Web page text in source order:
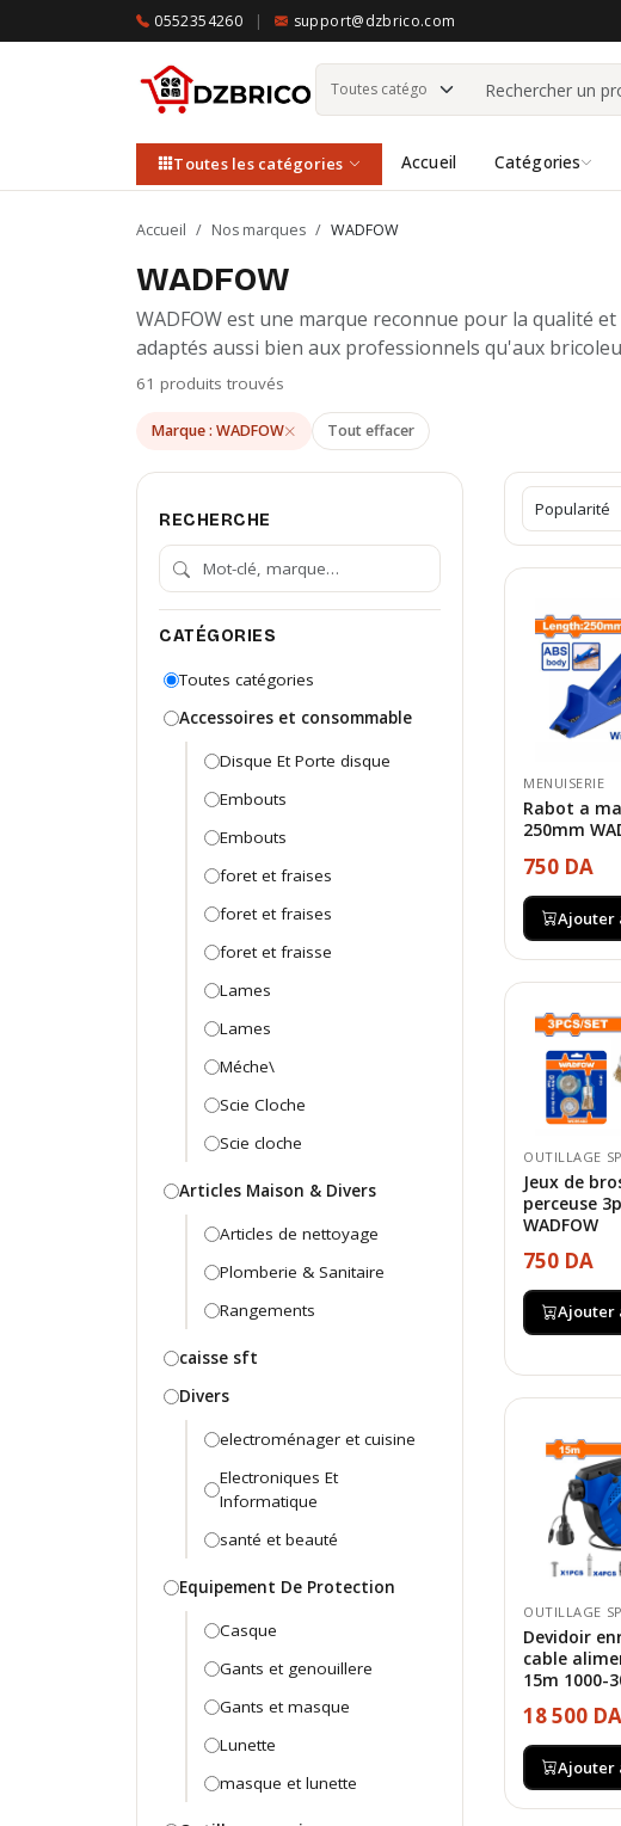
0552354260 | support@dzbrico.com
Toutes les catégories Accueil Catégories
Accueil / Nos marques / WADFOW
WADFOW
WADFOW est une marque reconnue pour la qualité
adaptés aussi bien aux professionnels qu'aux
61 produits trouvés
Marque : WADFOW Tout effacer
RECHERCHE
CATÉGORIES
Toutes catégories
Accessoires et consommable
Disque Et Porte disque
Embouts
Embouts
foret et fraises
foret et fraises
foret et fraisse
Lames
Lames
Méche\
Scie Cloche
Scie cloche
Articles Maison & Divers
Articles de nettoyage
Plomberie & Sanitaire
Rangements
caisse sft
Divers
electroménager et cuisine
Electroniques Et
Informatique
santé et beauté
Equipement De Protection
Casque
Gants et genouillere
Gants et masque
Lunette
masque et lunette
MENUISERIE
Rabot a
250mm
750 DA
Ajouter
OUTILLAGE
Jeux de
perceuse
WADFOW
750 DA
Ajouter
OUTILLAGE
Devidoir
cable
15m 1000-
18 500 DA
Ajouter